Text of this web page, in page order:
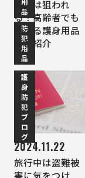
品
防
犯
用
品
らしは狙われ
る？高齢者でも
使える護身用品
をご紹介
護
身
防
犯
ブ
ロ
グ
2024.11.22
旅行中は盗難被
害に気をつけ